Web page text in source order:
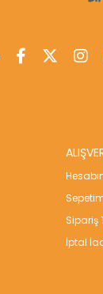
Sipariş
İptal